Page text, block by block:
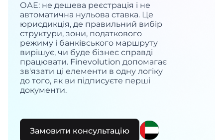
UAENRU
ОАЕ: не дешева реєстрація і не
автоматична нульова ставка. Це
юрисдикція, де правильний вибір
структури, зони, податкового
режиму і банківського маршруту
вирішує, чи буде бізнес справді
працювати. Finevolution допомагає
зв'язати ці елементи в одну логіку
до того, як ви підписуєте перші
документи.
Замовити консультацію